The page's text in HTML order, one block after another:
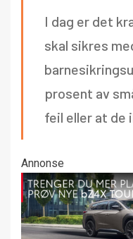
I dag er det
skal sikres
prosent av
feil eller at de
Annonse